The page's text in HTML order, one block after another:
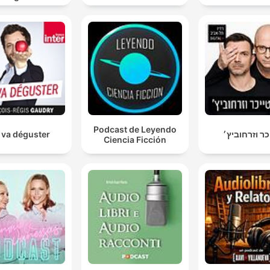
va déguster
Podcast de Leyendo
Ciencia Ficción
וזרחוביץ׳